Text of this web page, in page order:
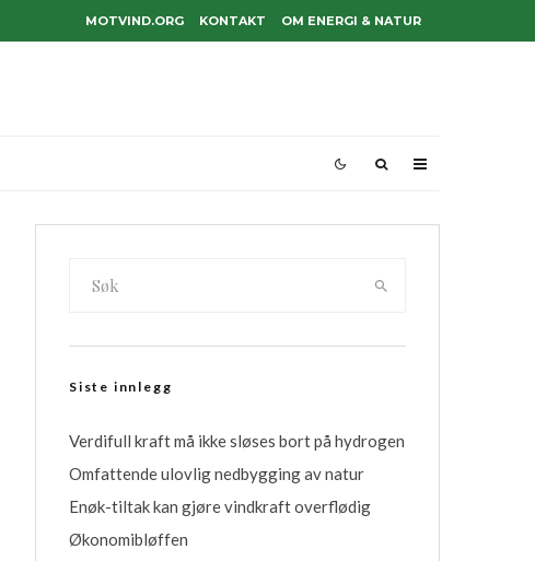
OM ENERGI & NATUR
KONTAKT
MOTVIND.ORG
Siste innlegg
Verdifull kraft må ikke sløses bort på hydrogen
Omfattende ulovlig nedbygging av natur
Enøk-tiltak kan gjøre vindkraft overflødig
Økonomibløffen